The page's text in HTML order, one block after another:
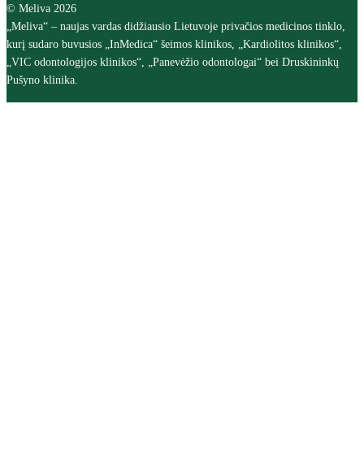
© Meliva 2026
„Meliva“ – naujas vardas didžiausio Lietuvoje privačios medicinos tinklo,
kurį sudaro buvusios „InMedica“ šeimos klinikos, „Kardiolitos klinikos“,
„VIC odontologijos klinikos“, „Panevėžio odontologai“ bei Druskininkų
Pušyno klinika.